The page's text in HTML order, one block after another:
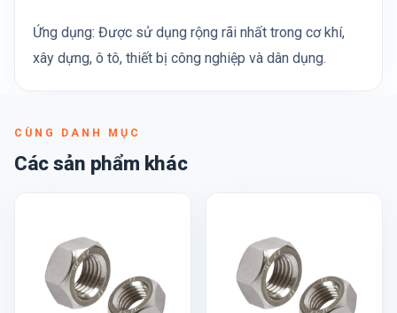
Ứng dụng: Được sử dụng rộng rãi nhất trong cơ khí,
xây dựng, ô tô, thiết bị công nghiệp và dân dụng.
CÙNG DANH MỤC
Các sản phẩm khác